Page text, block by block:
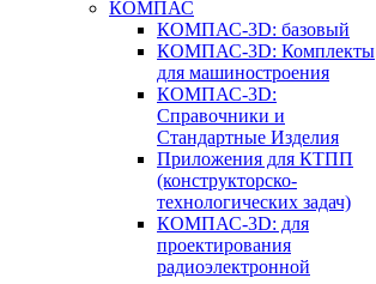
КОМПАС
КОМПАС-3D: базовый
КОМПАС-3D: Комплекты
для машиностроения
КОМПАС-3D:
Справочники и
Стандартные Изделия
Приложения для КТПП
(конструкторско-
технологических задач)
КОМПАС-3D: для
проектирования
радиоэлектронной